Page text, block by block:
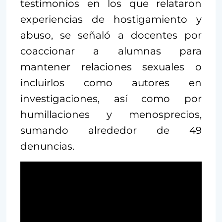
testimonios en los que relataron
experiencias de hostigamiento y
abuso, se señaló a docentes por
coaccionar a alumnas para
mantener relaciones sexuales o
incluirlos como autores en
investigaciones, así como por
humillaciones y menosprecios,
sumando alrededor de 49
denuncias.